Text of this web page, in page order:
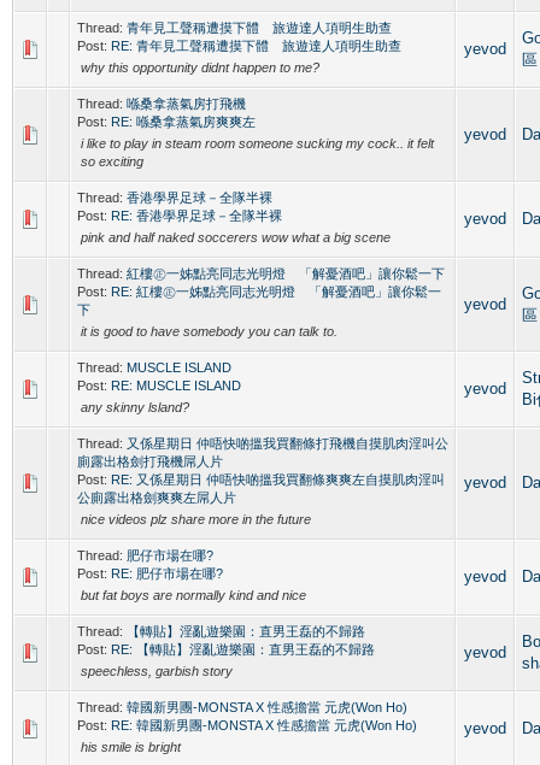
Thread: 青年見工聲稱遭摸下體 旅遊達人項明生助查
Post: RE: 青年見工聲稱遭摸下體 旅遊達人項明生助查
why this opportunity didnt happen to me?
yevod
區
Thread: 喺桑拿蒸氣房打飛機
Post: RE: 喺桑拿蒸氣房爽爽左
i like to play in steam room someone sucking my cock.. it felt
so exciting
yevod
Thread: 香港學界足球－全隊半裸
Post: RE: 香港學界足球－全隊半裸
pink and half naked soccerers wow what a big scene
yevod
Thread: 紅樓㊣一姊點亮同志光明燈 「解憂酒吧」讓你鬆一下
Post: RE: 紅樓㊣一姊點亮同志光明燈 「解憂酒吧」讓你鬆一
下
it is good to have somebody you can talk to.
yevod
區
Thread: MUSCLE ISLAND
Post: RE: MUSCLE ISLAND
any skinny lsland?
yevod
Bi
Thread: 又係星期日 仲唔快啲搵我買翻條打飛機自摸肌肉淫叫公
廁露出格劍打飛機屌人片
Post: RE: 又係星期日 仲唔快啲搵我買翻條爽爽左自摸肌肉淫叫
公廁露出格劍爽爽左屌人片
nice videos plz share more in the future
yevod
Thread: 肥仔市場在哪?
Post: RE: 肥仔市場在哪?
but fat boys are normally kind and nice
yevod
Thread:
【轉貼】淫亂遊樂園：直男王磊的不歸路
Post: RE: 【轉貼】淫亂遊樂園：直男王磊的不歸路
speechless, garbish story
yevod
Thread: 韓國新男團-MONSTA X 性感擔當 元虎(Won Ho)
Post: RE: 韓國新男團-MONSTA X 性感擔當 元虎(Won Ho)
his smile is bright
yevod